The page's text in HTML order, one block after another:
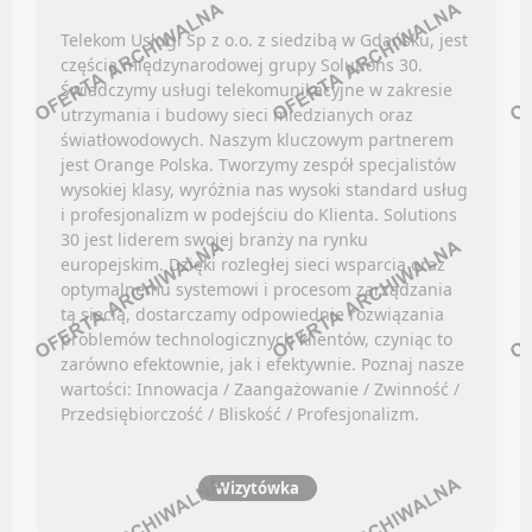
Oferty pracy
Kanały social media
Newsletter
BADANIA / ROZWÓJ (B+R)
Oferty pracy
Kanały social media
Newsletter
BHP / PPOŻ / OCHRONA ŚRODOWISKA
Oferty pracy
LinkedIn
Discord
Kanały kategorii
Kanały ogólne
Newsletter
NIERUCHOMOŚCI
Facebook
LinkedIn
Discord
Kanały kategorii
Telekom Usługi Sp z o.o. z siedzibą w Gdańsku, jest
częścią międzynarodowej grupy Solutions 30.
Świadczymy usługi telekomunikacyjne w zakresie
utrzymania i budowy sieci miedzianych oraz
światłowodowych. Naszym kluczowym partnerem
jest Orange Polska. Tworzymy zespół specjalistów
wysokiej klasy, wyróżnia nas wysoki standard usług
i profesjonalizm w podejściu do Klienta. Solutions
30 jest liderem swojej branży na rynku
europejskim. Dzięki rozległej sieci wsparcia oraz
optymalnemu systemowi i procesom zarządzania
tą siecią, dostarczamy odpowiednie rozwiązania
problemów technologicznych klientów, czyniąc to
zarówno efektownie, jak i efektywnie. Poznaj nasze
wartości: Innowacja / Zaangażowanie / Zwinność /
Przedsiębiorczość / Bliskość / Profesjonalizm.
Wizytówka